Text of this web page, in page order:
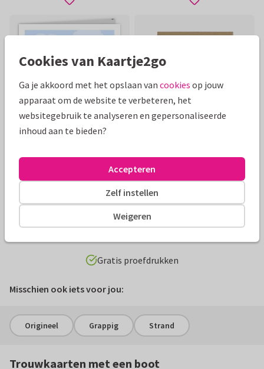
1 2
Filter & Zoek
Gratis proefdrukken
Misschien ook iets voor jou:
Origineel Grappig Strand
Trouwkaarten met een boot
Cookies van Kaartje2go
Ga je akkoord met het opslaan van cookies op jouw
apparaat om de website te verbeteren, het
websitegebruik te analyseren en gepersonaliseerde
inhoud aan te bieden?
Weigeren
Zelf instellen
Accepteren